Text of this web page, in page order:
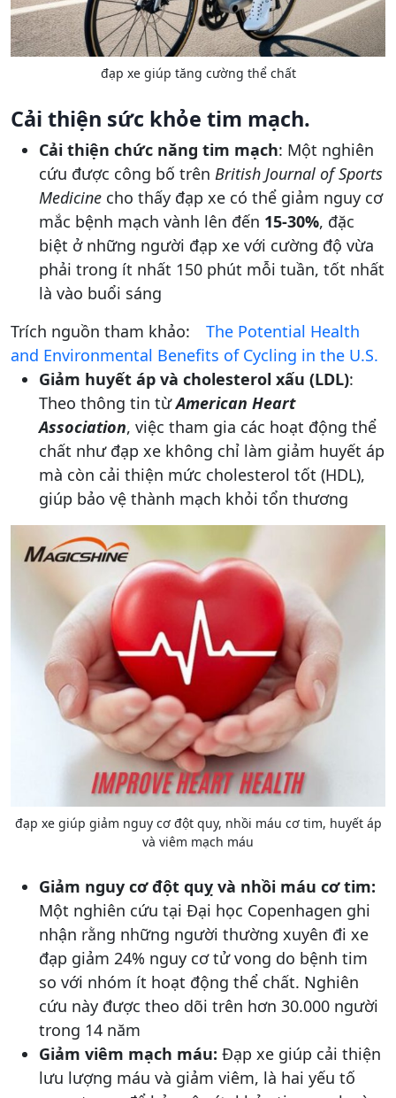
đạp xe giúp tăng cường thể chất
Cải thiện sức khỏe tim mạch.
Cải thiện chức năng tim mạch: Một nghiên
cứu được công bố trên British Journal of Sports
Medicine cho thấy đạp xe có thể giảm nguy cơ
mắc bệnh mạch vành lên đến 15-30%, đặc
biệt ở những người đạp xe với cường độ vừa
phải trong ít nhất 150 phút mỗi tuần​, tốt nhất
là vào buổi sáng
Trích nguồn tham khảo:
The Potential Health
and Environmental Benefits of Cycling in the U.S.
Giảm huyết áp và cholesterol xấu (LDL):
Theo thông tin từAmerican Heart
Association, việc tham gia các hoạt động thể
chất như đạp xe không chỉ làm giảm huyết áp
mà còn cải thiện mức cholesterol tốt (HDL),
giúp bảo vệ thành mạch khỏi tổn thương​
đạp xe giúp giảm nguy cơ đột quy, nhồi máu cơ tim, huyết áp
và viêm mạch máu
Giảm nguy cơ đột quỵ và nhồi máu cơ tim:
Một nghiên cứu tại Đại học Copenhagen ghi
nhận rằng những người thường xuyên đi xe
đạp giảm 24% nguy cơ tử vong do bệnh tim
so với nhóm ít hoạt động thể chất. Nghiên
cứu này được theo dõi trên hơn 30.000 người
trong 14 năm
Giảm viêm mạch máu: Đạp xe giúp cải thiện
lưu lượng máu và giảm viêm, là hai yếu tố